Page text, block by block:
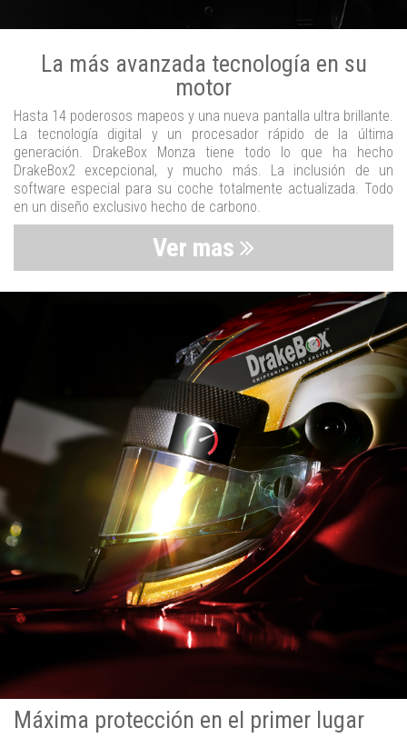
La más avanzada tecnología en su
motor
Hasta 14 poderosos mapeos y una nueva pantalla ultra brillante.
La tecnología digital y un procesador rápido de la última
generación. DrakeBox Monza tiene todo lo que ha hecho
DrakeBox2 excepcional, y mucho más. La inclusión de un
software especial para su coche totalmente actualizada. Todo
en un diseño exclusivo hecho de carbono.
Ver mas
Máxima protección en el primer lugar